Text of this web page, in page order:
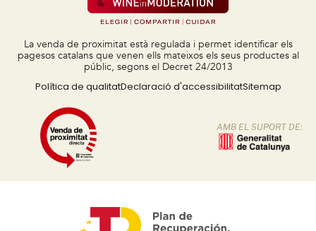
La venda de proximitat està regulada i permet identificar els
pagesos catalans que venen ells mateixos els seus productes al
públic, segons el Decret 24/2013
Política de qualitatDeclaració d'accessibilitatSitemap
AMB EL SUPORT DE: